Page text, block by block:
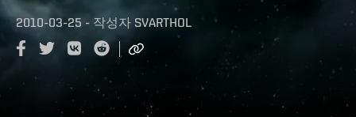
2010-03-25 - 작성자 SVARTHOL